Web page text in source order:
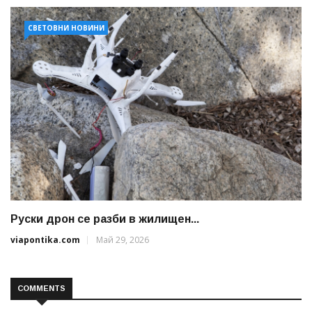
СВЕТОВНИ НОВИНИ
Руски дрон се разби в жилищен...
viapontika.com
Май 29, 2026
COMMENTS